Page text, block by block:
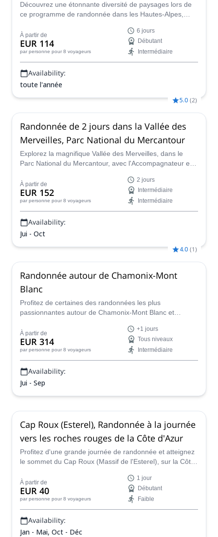
Découvrez une étonnante diversité de paysages lors de
ce programme de randonnée dans les Hautes-Alpes,
montagne UIMLA Marc. Profitez de 6 magnifiques
randonnées dans des massifs très différents, de la
Provence aux Alpes.
À partir de
EUR 114
par personne pour 8 voyageurs
6 jours
Débutant
Intermédiaire
Availability:
toute l'année
5.0 (2)
Randonnée de 2 jours dans la Vallée des
Merveilles, Parc National du Mercantour
Explorez la magnifique Vallée des Merveilles, dans le
Parc National du Mercantour, avec l'Accompagnateur en
alpins époustouflants et l'un des sites archéologiques les
plus célèbres des Alpes.
À partir de
EUR 152
par personne pour 8 voyageurs
2 jours
Intermédiaire
Intermédiaire
Availability:
Jui - Oct
4.0 (1)
Randonnée autour de Chamonix-Mont
Blanc
Profitez de certaines des randonnées les plus
passionnantes autour de Chamonix-Mont Blanc et
lacs, des glaciers et des hauts sommets époustouflants,
en compagnie de Fabrice, accompagnateur en montagne
certifié UIMLA.
À partir de
EUR 314
par personne pour 8 voyageurs
+1 jours
Tous niveaux
Intermédiaire
Availability:
Jui - Sep
Cap Roux (Esterel), Randonnée à la journée
vers les roches rouges de la Côte d'Azur
Profitez d'une grande journée de randonnée et atteignez
le sommet du Cap Roux (Massif de l'Esterel), sur la Côte
Méditerranée, avec l'accompagnateur en montagne
UIMLA Fabrice.
À partir de
EUR 40
par personne pour 8 voyageurs
1 jour
Débutant
Faible
Availability:
Jan - Mai, Oct - Déc